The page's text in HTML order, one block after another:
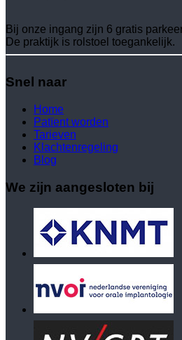
Bij onze ingang zijn 6 gratis
De praktijk is rolstoel toegankelijk.
Snel naar
Home
Patïent worden
Tarieven
Klachtenregeling
Blog
We zijn aangesloten bij